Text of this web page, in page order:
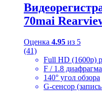
70mai
Оценка 4.95 из 5
(41)
Full HD (1600p)
F / 1.8 диафрагма
140° угол обзора
G-сенсор